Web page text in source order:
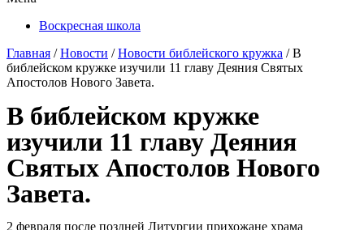
Воскресная школа
Главная /Новости /Новости библейского кружка /В
библейском кружке изучили 11 главу Деяния Святых
Апостолов Нового Завета.
В библейском кружке
изучили 11 главу Деяния
Святых Апостолов Нового
Завета.
2 февраля после поздней Литургии прихожане храма